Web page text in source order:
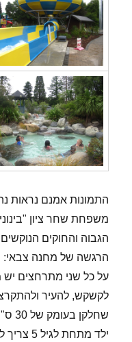
התמונות אמנם נראות
משפחת שחר ציון
הגבוה והחוקים
הרגשה של מחנה צבאי:
על כל שני מתרחצים יש
לקשקש, להעיר
שחלקן בעומק של 30 ס"מ ומטה.
ילד